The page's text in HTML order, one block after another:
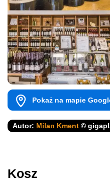
Pokaż na mapie
Autor: Milan Kment ©
Kosz